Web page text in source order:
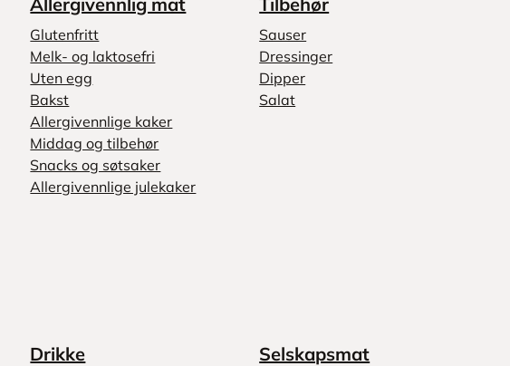
Glutenfritt
Melk- og laktosefri
Uten egg
Bakst
Allergivennlige kaker
Middag og tilbehør
Snacks og søtsaker
Allergivennlige julekaker
Sauser
Dressinger
Dipper
Salat
Drikke Selskapsmat